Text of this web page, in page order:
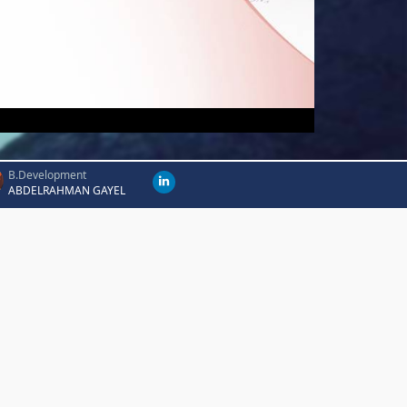
B.Development
ABDELRAHMAN GAYEL